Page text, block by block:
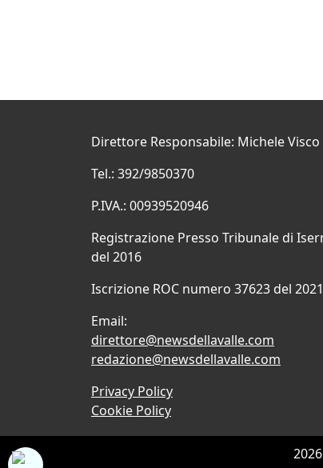
Direttore Responsabile: Michele Visco
Tel.: 392/9850370
P.IVA.: 00939520946
Registrazione Presso Tribunale di
del 2016
Iscrizione ROC numero 37623 del
Email:
direttore@newsdellavalle.com
redazione@newsdellavalle.com
Privacy Policy
Cookie Policy